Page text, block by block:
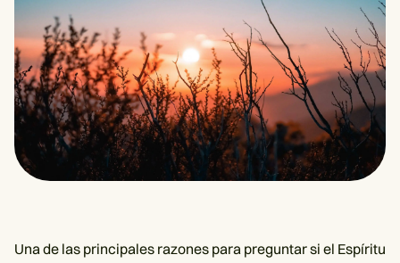
Una de las principales razones para preguntar si el Espíritu